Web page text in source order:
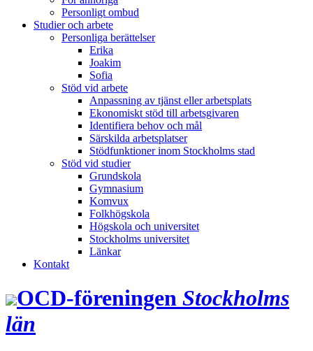
Personligt ombud
Studier och arbete
Personliga berättelser
Erika
Joakim
Sofia
Stöd vid arbete
Anpassning av tjänst eller arbetsplats
Ekonomiskt stöd till arbetsgivaren
Identifiera behov och mål
Särskilda arbetsplatser
Stödfunktioner inom Stockholms stad
Stöd vid studier
Grundskola
Gymnasium
Komvux
Folkhögskola
Högskola och universitet
Stockholms universitet
Länkar
Kontakt
OCD‑föreningen Stockholms
län